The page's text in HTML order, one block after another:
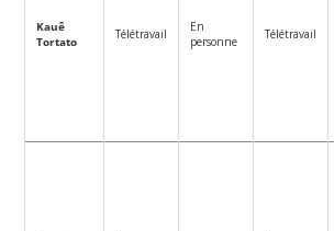
Kauê
Tortato
Télétravail
En
personne
Télétravail